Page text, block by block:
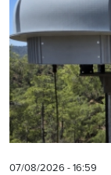
07/08/2026 - 16:59